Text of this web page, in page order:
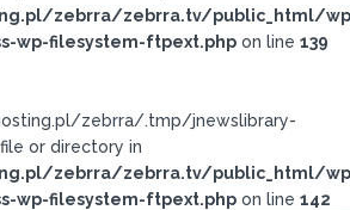
zebrra/zebrra.tv/public_html/
wp-filesystem-ftpext.php on line 139
zebrra/.tmp/jnewslibrary-
or directory in
zebrra/zebrra.tv/public_html/
wp-filesystem-ftpext.php on line 142